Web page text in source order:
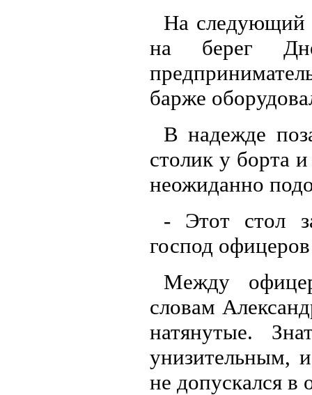
На следующий
на берег
барже
В надежде
столик у борта
неожиданно
- Этот стол
господ
Между
словам
натянутые.
унизительным,
не допускался в